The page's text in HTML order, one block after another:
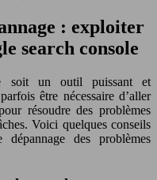
: exploiter
search console
soit un outil puissant et
être nécessaire d’aller
résoudre des problèmes
Voici quelques conseils
des problèmes